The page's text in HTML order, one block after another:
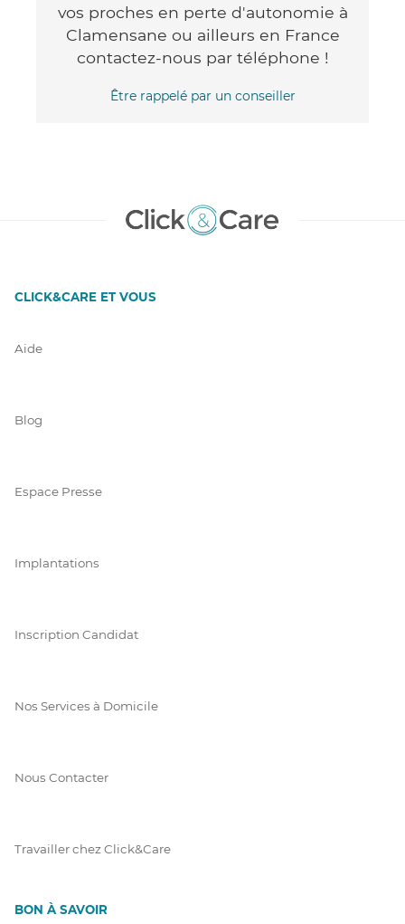
vos proches en perte d'autonomie à
Clamensane ou ailleurs en France
contactez-nous par téléphone !
Être rappelé par un conseiller
CLICK&CARE ET VOUS
Aide
Blog
Espace Presse
Implantations
Inscription Candidat
Nos Services à Domicile
Nous Contacter
Travailler chez Click&Care
BON À SAVOIR